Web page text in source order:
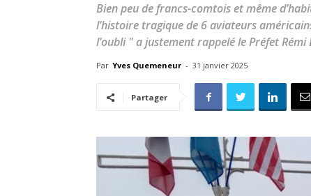
Bien peu de francs-comtois et même
l’histoire tragique de 6 aviateurs
l’oubli " a justement rappelé le Préfet Rémi
Par Yves Quemeneur - 31 janvier 2025
Partager